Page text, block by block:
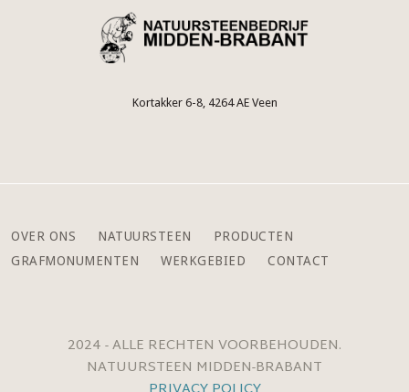
Kortakker 6-8, 4264 AE Veen
OVER ONS NATUURSTEEN
PRODUCTEN
GRAFMONUMENTEN
WERKGEBIED CONTACT
2024 - ALLE RECHTEN VOORBEHOUDEN.
NATUURSTEEN MIDDEN-BRABANT